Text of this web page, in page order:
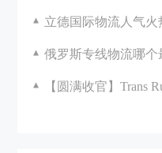
立德国际物流人气火热||
俄罗斯专线物流哪个
【圆满收官】Trans